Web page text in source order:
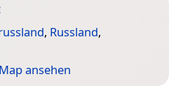
, Russland,
ansehen